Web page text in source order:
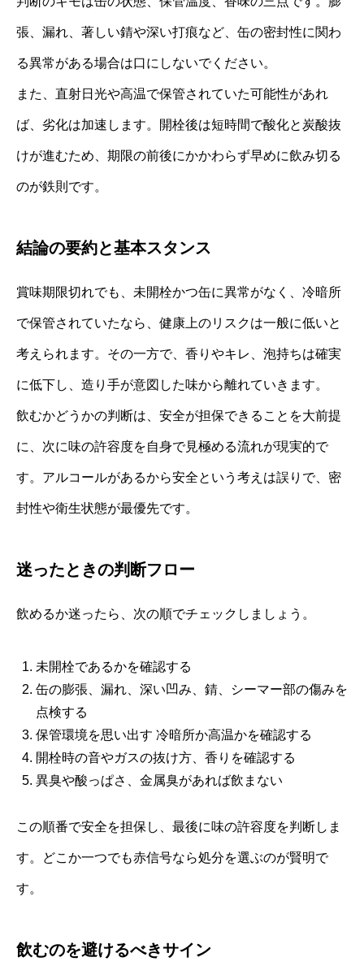
張、漏れ、著しい錆や深い打痕など、缶の密封性に関わ
る異常がある場合は口にしないでください。
また、直射日光や高温で保管されていた可能性があれ
ば、劣化は加速します。開栓後は短時間で酸化と炭酸抜
けが進むため、期限の前後にかかわらず早めに飲み切る
のが鉄則です。
結論の要約と基本スタンス
賞味期限切れでも、未開栓かつ缶に異常がなく、冷暗所
で保管されていたなら、健康上のリスクは一般に低いと
考えられます。その一方で、香りやキレ、泡持ちは確実
に低下し、造り手が意図した味から離れていきます。
飲むかどうかの判断は、安全が担保できることを大前提
に、次に味の許容度を自身で見極める流れが現実的で
す。アルコールがあるから安全という考えは誤りで、密
封性や衛生状態が最優先です。
迷ったときの判断フロー
飲めるか迷ったら、次の順でチェックしましょう。
未開栓であるかを確認する
缶の膨張、漏れ、深い凹み、錆、シーマー部の傷みを
点検する
保管環境を思い出す 冷暗所か高温かを確認する
開栓時の音やガスの抜け方、香りを確認する
異臭や酸っぱさ、金属臭があれば飲まない
この順番で安全を担保し、最後に味の許容度を判断しま
す。どこか一つでも赤信号なら処分を選ぶのが賢明で
す。
飲むのを避けるべきサイン